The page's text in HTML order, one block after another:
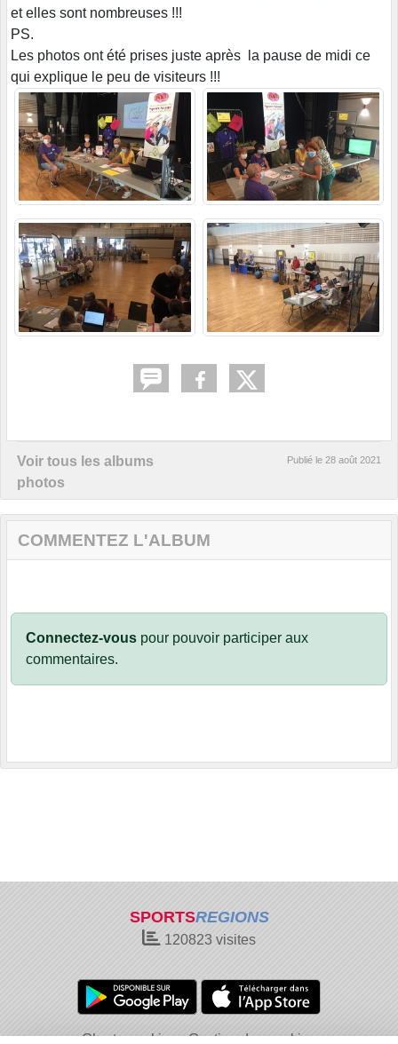
et elles sont nombreuses !!!
PS.
Les photos ont été prises juste après la pause de midi ce
qui explique le peu de visiteurs !!!
Voir tous les albums
photos
Publié le 28 août 2021
COMMENTEZ L'ALBUM
Connectez-vous pour pouvoir participer aux
commentaires.
SPORTSREGIONS
120823 visites
Charte cookies Gestion des cookies